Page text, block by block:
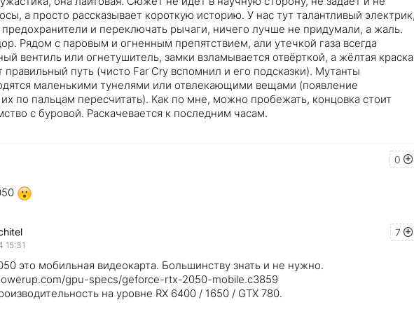
а просто рассказывает короткую историю. У нас тут талантливый
предохранители и переключать рычаги, ничего лучше не придумали, а жаль.
Рядом с паровым и огненным препятствием, али утечкой газа всегда
вентиль или огнетушитель, замки взламывается отвёрткой, а жёлтая краска
правильный путь (чисто Far Cry вспомнил и его подсказки). Мутанты
маленькими тунелями или отвлекающими вещами (появление
по пальцам пересчитать). Как по мне, можно пробежать, концовка стоит
с буровой. Раскачевается к последним часам.
0
7
15:31
это мобильная видеокарта. Большинству знать и не нужно.
gpu-specs/geforce-rtx-2050-mobile.c3859
на уровне RX 6400 / 1650 / GTX 780.